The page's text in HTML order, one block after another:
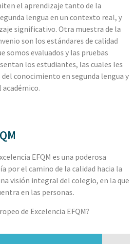
el aprendizaje tanto de la
lengua en un contexto real, y
significativo. Otra muestra de la
son los estándares de calidad
somos evaluados y las pruebas
los estudiantes, las cuales les
conocimiento en segunda lengua y
EFQM es una poderosa
por el camino de la calidad hacia la
visión integral del colegio, en la que
en las personas.
de Excelencia EFQM?